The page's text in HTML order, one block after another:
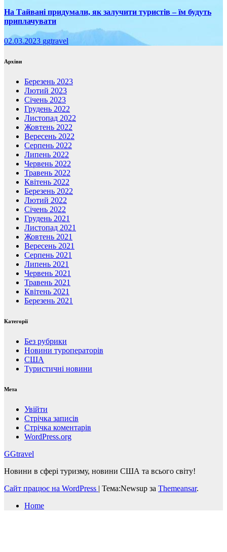
На Тайвані придумали, як залучити туристів – їм будуть
приплачувати
02.03.2023 ggtravel
Архіви
Березень 2023
Лютий 2023
Січень 2023
Грудень 2022
Листопад 2022
Жовтень 2022
Вересень 2022
Серпень 2022
Липень 2022
Червень 2022
Травень 2022
Квітень 2022
Березень 2022
Лютий 2022
Січень 2022
Грудень 2021
Листопад 2021
Жовтень 2021
Вересень 2021
Серпень 2021
Липень 2021
Червень 2021
Травень 2021
Квітень 2021
Березень 2021
Категорії
Без рубрики
Новини туроператорів
США
Туристичні новини
Мета
Увійти
Стрічка записів
Стрічка коментарів
WordPress.org
GGtravel
Новини в сфері туризму, новини США та всього світу!
Сайт працює на WordPress | Тема:Newsup за Themeansar.
Home